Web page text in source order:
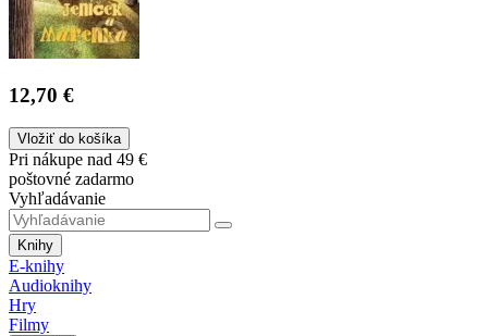
12,70 €
Vložiť do košíka
Pri nákupe nad 49 €
poštovné zadarmo
Vyhľadávanie
Knihy
E-knihy
Audioknihy
Hry
Filmy